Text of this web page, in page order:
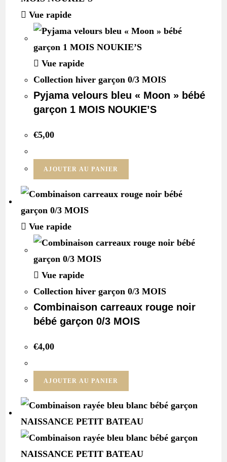
Vue rapide
Vue rapide
Collection hiver garçon 0/3 MOIS
Pyjama velours bleu « Moon » bébé
garçon 1 MOIS NOUKIE’S
€5,00
AJOUTER AU PANIER
Vue rapide
Vue rapide
Collection hiver garçon 0/3 MOIS
Combinaison carreaux rouge noir
bébé garçon 0/3 MOIS
€4,00
AJOUTER AU PANIER